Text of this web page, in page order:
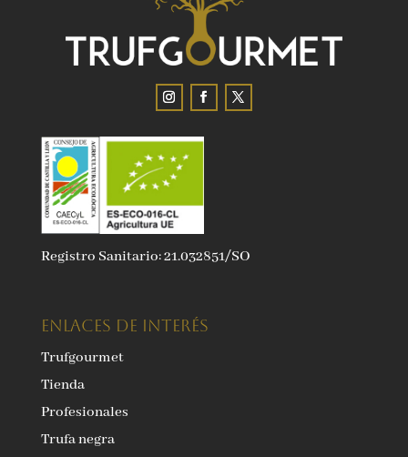
Registro Sanitario: 21.032851/SO
ENLACES DE INTERÉS
Trufgourmet
Tienda
Profesionales
Trufa negra